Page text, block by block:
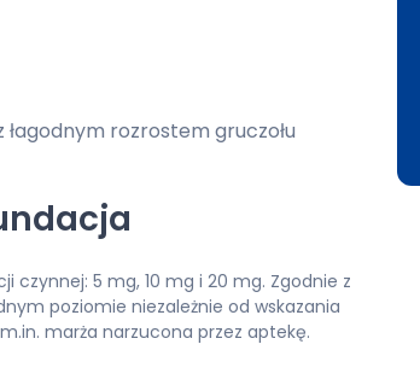
rozrostem gruczołu
czynnej: 5 mg, 10 mg i 20 mg. Zgodnie z
poziomie niezależnie od wskazania
marża narzucona przez aptekę.